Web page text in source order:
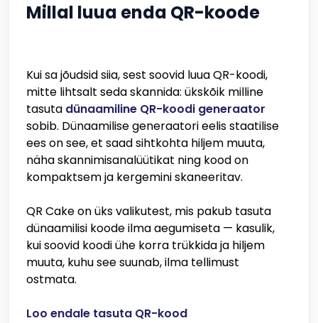
Millal luua enda QR-koode
Kui sa jõudsid siia, sest soovid luua QR-koodi,
mitte lihtsalt seda skannida: ükskõik milline
tasuta dünaamiline QR-koodi generaator
sobib. Dünaamilise generaatori eelis staatilise
ees on see, et saad sihtkohta hiljem muuta,
näha skannimisanalüütikat ning kood on
kompaktsem ja kergemini skaneeritav.
QR Cake on üks valikutest, mis pakub tasuta
dünaamilisi koode ilma aegumiseta — kasulik,
kui soovid koodi ühe korra trükkida ja hiljem
muuta, kuhu see suunab, ilma tellimust
ostmata.
Loo endale tasuta QR-kood